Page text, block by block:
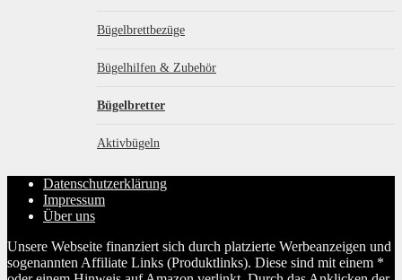
Bügelbrettbezüge
Bügelhilfen & Zubehör
Bügelbretter
Aktivbügeln
Datenschutzerklärung
Impressum
Über uns
Unsere Webseite finanziert sich durch platzierte Werbeanzeigen und
sogenannten Affiliate Links (Produktlinks). Diese sind mit einem *